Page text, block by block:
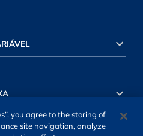
you agree to the storing of
site navigation, analyze